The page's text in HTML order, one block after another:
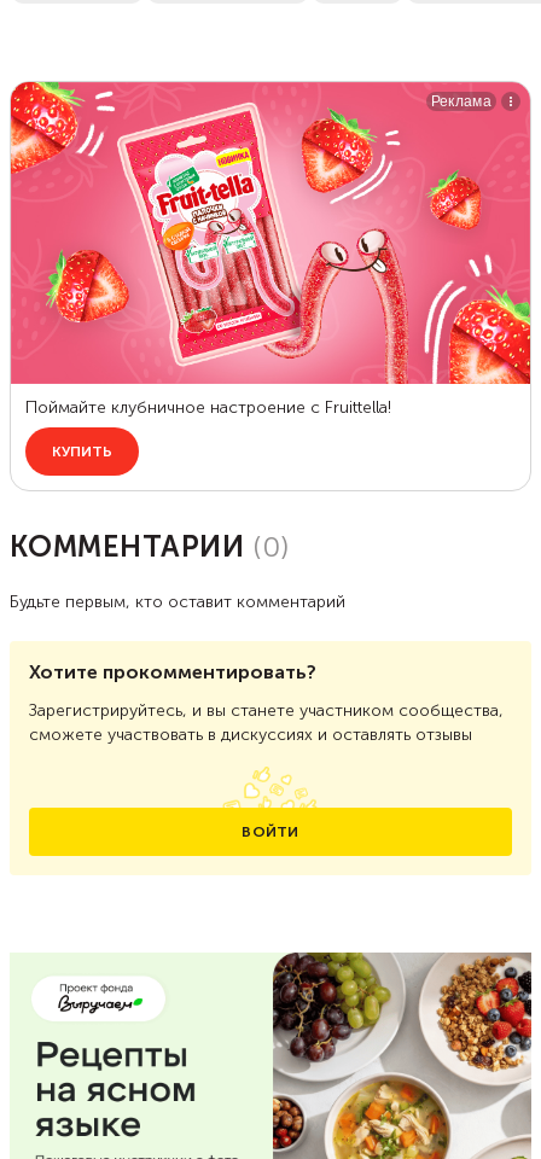
КОММЕНТАРИИ (0)
Будьте первым, кто оставит комментарий
Хотите прокомментировать?
Зарегистрируйтесь, и вы станете участником сообщества,
сможете участвовать в дискуссиях и оставлять отзывы
ВОЙТИ